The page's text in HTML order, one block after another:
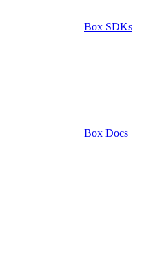
Box SDKs
Box Docs